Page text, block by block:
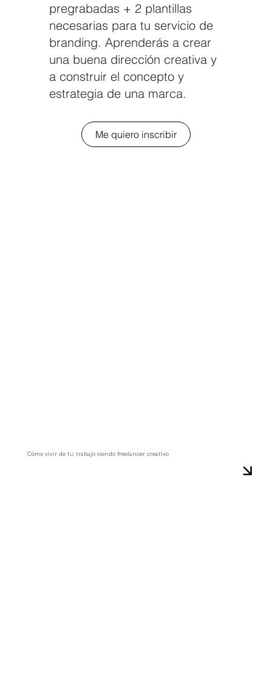
​Cómo vivir de tu trabajo siendo freelancer creativo
Me quiero inscribir
pregrabadas + 2 plantillas
necesarias para tu servicio de
branding. Aprenderás a crear
una buena dirección creativa y
a construir el concepto y
estrategia de una marca.